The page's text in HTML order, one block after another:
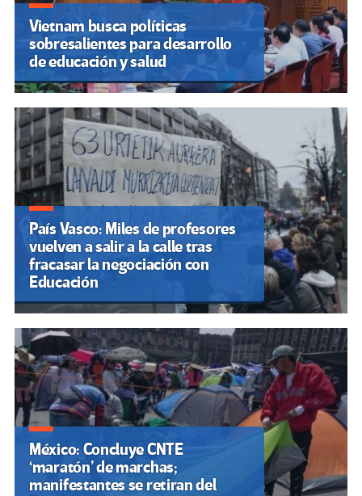
Vietnam busca políticas
sobresalientes para desarrollo
de educación y salud
País Vasco: Miles de profesores
vuelven a salir a la calle tras
fracasar la negociación con
Educación
México: Concluye CNTE
‘maratón’ de marchas;
manifestantes se retiran del